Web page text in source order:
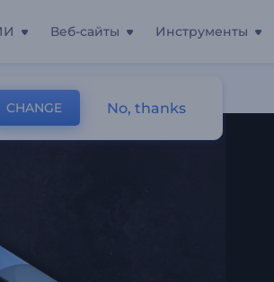
Веб-сайты Инструменты
CHANGE No, thanks